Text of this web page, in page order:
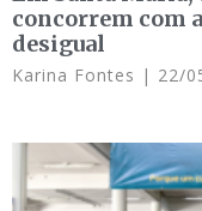
concorrem com
desigual
Karina Fontes 22/